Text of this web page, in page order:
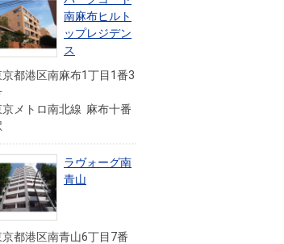
南麻布ヒルト
ップレジデン
ス
京都港区南麻布1丁目1番3
京メトロ南北線 麻布十番
ラヴォーグ南
青山
京都港区南青山6丁目7番